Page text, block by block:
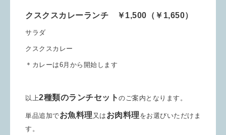
クスクスカレーランチ ￥1,500（￥1,650）
サラダ
クスクスカレー
＊カレーは6月から開始します
以上2種類のランチセット のご案内となります。
単品追加でお魚料理 又は お肉料理 をお選びいただけま
す。